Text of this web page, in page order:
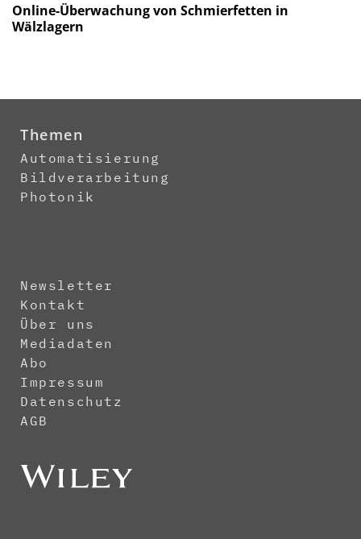
Online-Überwachung von Schmierfetten in
Wälzlagern
Themen
Automatisierung
Bildverarbeitung
Photonik
Newsletter
Kontakt
Über uns
Mediadaten
Abo
Impressum
Datenschutz
AGB